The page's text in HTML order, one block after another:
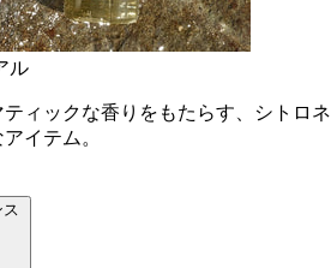
ル
ィックな香りをもたらす、シトロネ
イテム。
ス